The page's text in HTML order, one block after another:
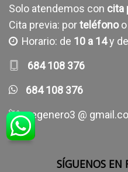
Solo atendemos con cita
Cita previa: porteléfonoo
Horario: de 10 a 14y de
684 108 376
684 108 376
regenero3 @
SÍGUENOS EN